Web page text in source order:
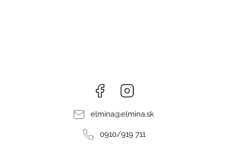
Facebook
elmina@elmina.sk
0910/919 711